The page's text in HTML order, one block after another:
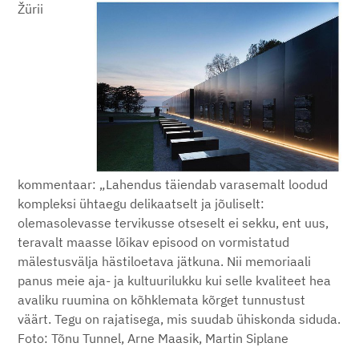
Žürii
kommentaar: „Lahendus täiendab varasemalt loodud
kompleksi ühtaegu delikaatselt ja jõuliselt:
olemasolevasse tervikusse otseselt ei sekku, ent uus,
teravalt maasse lõikav episood on vormistatud
mälestusvälja hästiloetava jätkuna. Nii memoriaali
panus meie aja- ja kultuurilukku kui selle kvaliteet hea
avaliku ruumina on kõhklemata kõrget tunnustust
väärt. Tegu on rajatisega, mis suudab ühiskonda siduda.
Foto: Tõnu Tunnel, Arne Maasik, Martin Siplane